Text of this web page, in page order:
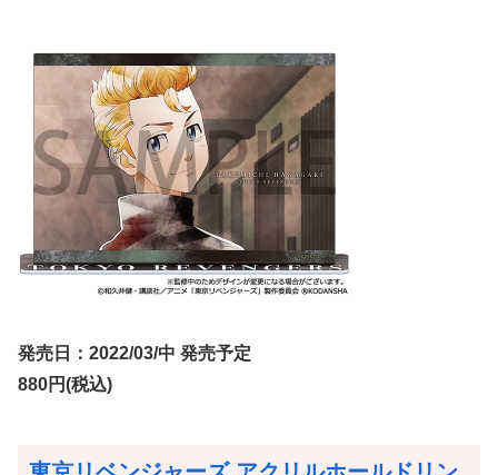
発売日：2022/03/中 発売予定
880円(税込)